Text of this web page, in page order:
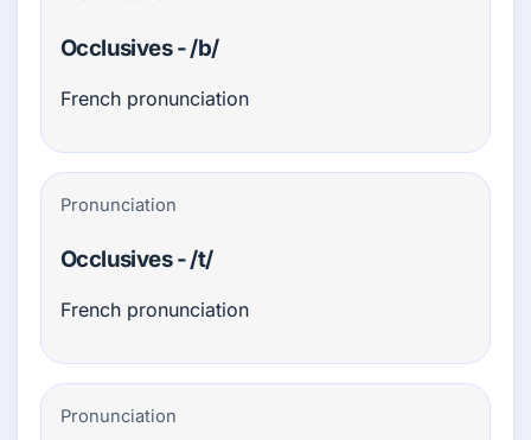
Occlusives - /b/
French pronunciation
Pronunciation
Occlusives - /t/
French pronunciation
Pronunciation